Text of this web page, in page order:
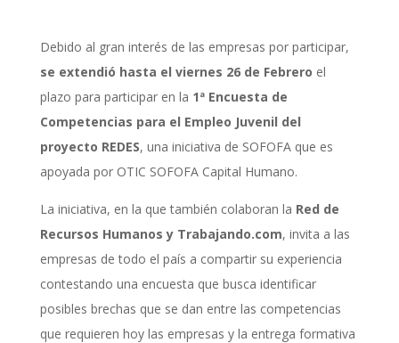
Debido al gran interés de las empresas por participar,
se extendió hasta el viernes 26 de Febrero el
plazo para participar en la 1ª Encuesta de
Competencias para el Empleo Juvenil del
proyecto REDES, una iniciativa de SOFOFA que es
apoyada por OTIC SOFOFA Capital Humano.
La iniciativa, en la que también colaboran la Red de
Recursos Humanos y Trabajando.com, invita a las
empresas de todo el país a compartir su experiencia
contestando una encuesta que busca identificar
posibles brechas que se dan entre las competencias
que requieren hoy las empresas y la entrega formativa